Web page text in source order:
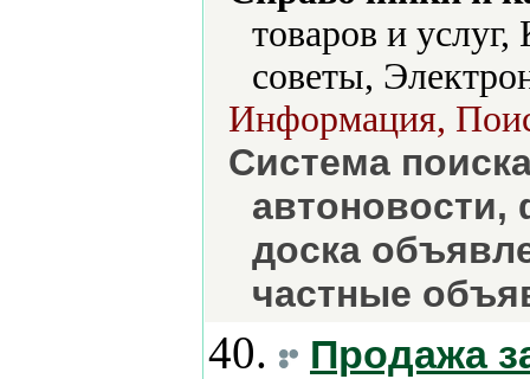
товаров и
советы,
Информация,
Система
доска
частные
40.
Продажа